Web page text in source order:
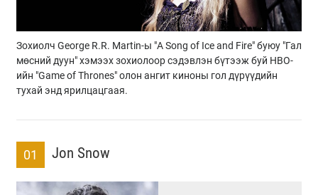
Зохиолч George R.R. Martin-ы "A Song of Ice and Fire" буюу "Гал
мөсний дуун" хэмээх зохиолоор сэдэвлэн бүтээж буй HBO-
ийн "Game of Thrones" олон ангит киноны гол дүрүүдийн
тухай энд ярилцацгаая.
01 Jon Snow